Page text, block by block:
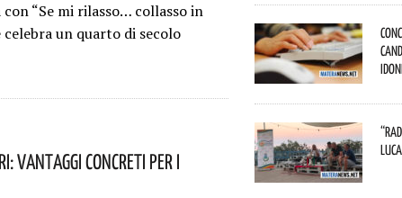
“Se mi rilasso… collasso in
un quarto di secolo
Vantaggi Concreti Per I